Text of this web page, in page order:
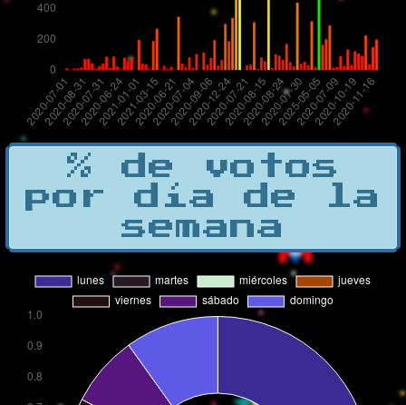
% de votos
por día de la
semana